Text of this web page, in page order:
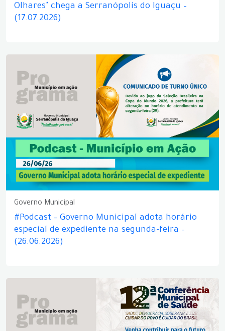
Olhares" chega a Serranópolis do Iguaçu –
(17.07.2026)
Governo Municipal
#Podcast – Governo Municipal adota horário
especial de expediente na segunda-feira –
(26.06.2026)